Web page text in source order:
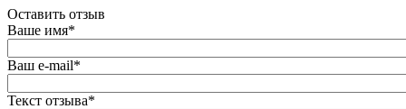
Оставить отзыв
Ваше имя*
Ваш e-mail*
Текст отзыва*